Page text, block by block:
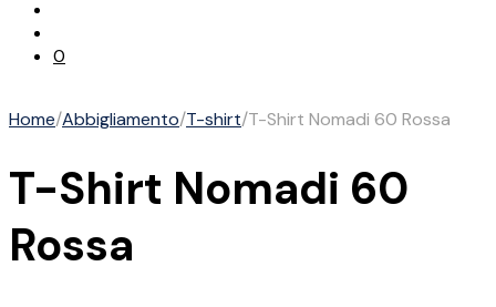
0
Home/Abbigliamento/T-shirt/T-Shirt Nomadi 60 Rossa
T-Shirt Nomadi 60
Rossa